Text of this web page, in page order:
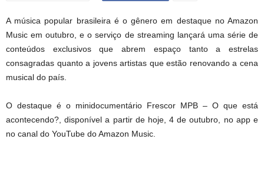
A música popular brasileira é o gênero em destaque no Amazon
Music em outubro, e o serviço de streaming lançará uma série de
conteúdos exclusivos que abrem espaço tanto a estrelas
consagradas quanto a jovens artistas que estão renovando a cena
musical do país.
O destaque é o minidocumentário Frescor MPB – O que está
acontecendo?, disponível a partir de hoje, 4 de outubro, no app e
no canal do YouTube do Amazon Music.